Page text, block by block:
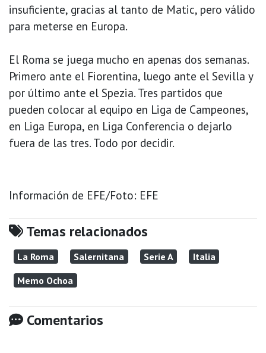
insuficiente, gracias al tanto de Matic, pero válido
para meterse en Europa.
El Roma se juega mucho en apenas dos semanas.
Primero ante el Fiorentina, luego ante el Sevilla y
por último ante el Spezia. Tres partidos que
pueden colocar al equipo en Liga de Campeones,
en Liga Europa, en Liga Conferencia o dejarlo
fuera de las tres. Todo por decidir.
Información de EFE/Foto: EFE
Temas relacionados
La Roma Salernitana Serie A
Italia
Memo Ochoa
Comentarios